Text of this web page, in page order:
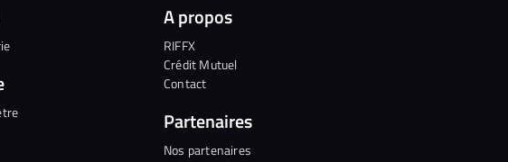
A propos
RIFFX
Crédit Mutuel
Contact
Partenaires
Nos partenaires